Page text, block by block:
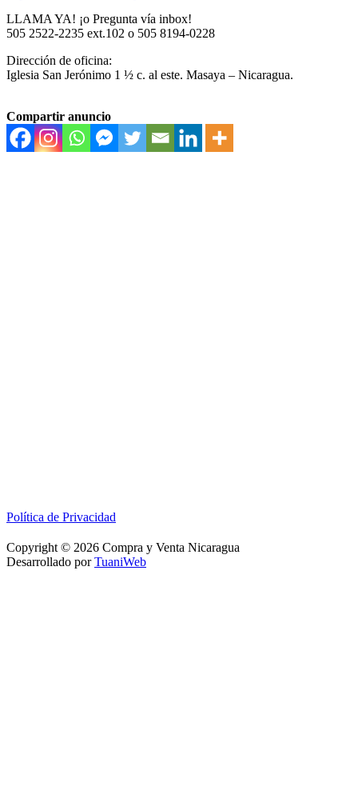
LLAMA YA! ¡o Pregunta vía inbox!
505 2522-2235 ext.102 o 505 8194-0228
Dirección de oficina:
Iglesia San Jerónimo 1 ½ c. al este. Masaya – Nicaragua.
Compartir anuncio
Política de Privacidad
Copyright © 2026 Compra y Venta Nicaragua
Desarrollado porTuaniWeb